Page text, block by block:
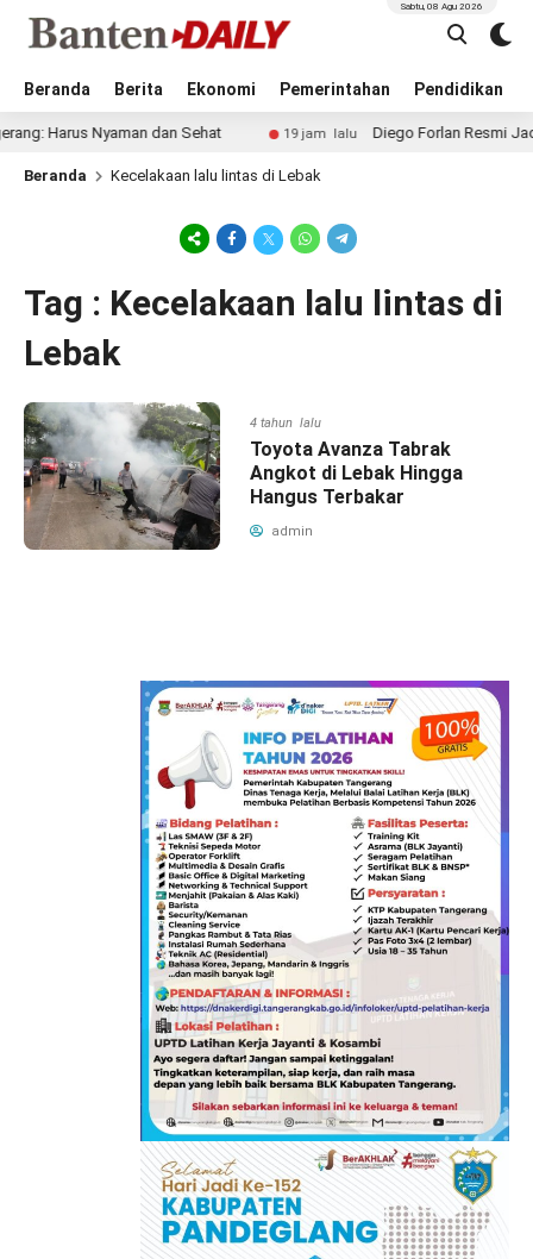
Beranda Berita Ekonomi Pemerintahan Pendidikan
Sabtu, 08 Agu 2026
Harus Nyaman dan Sehat 19 jam lalu Diego Forlan Resmi Jadi
Beranda Kecelakaan lalu lintas di Lebak
Tag : Kecelakaan lalu lintas di
Lebak
4 tahun lalu
Toyota Avanza Tabrak
Angkot di Lebak Hingga
Hangus Terbakar
admin